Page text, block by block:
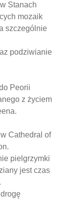
Stanach
mozaik
szczególnie
podziwianie
Peorii
z życiem
Cathedral of
pielgrzymki
jest czas